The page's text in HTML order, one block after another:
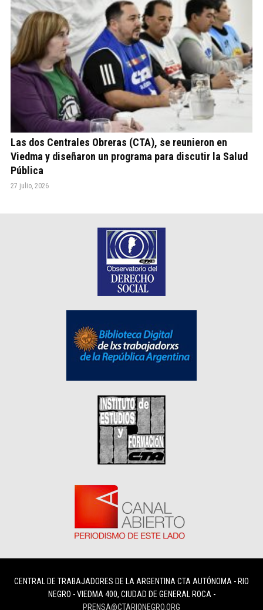
Las dos Centrales Obreras (CTA), se reunieron en
Viedma y diseñaron un programa para discutir la Salud
Pública
27 julio, 2026
CENTRAL DE TRABAJADORES DE LA ARGENTINA CTA AUTÓNOMA - RIO
NEGRO - VIEDMA 400, CIUDAD DE GENERAL ROCA -
PRENSA@CTARIONEGRO.ORG